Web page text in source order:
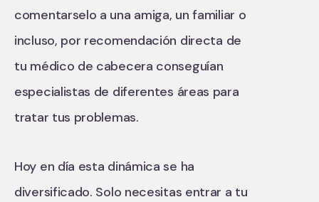
comentarselo a una amiga, un familiar o
incluso, por recomendación directa de
tu médico de cabecera conseguían
especialistas de diferentes áreas para
tratar tus problemas.
Hoy en día esta dinámica se ha
diversificado. Solo necesitas entrar a tu